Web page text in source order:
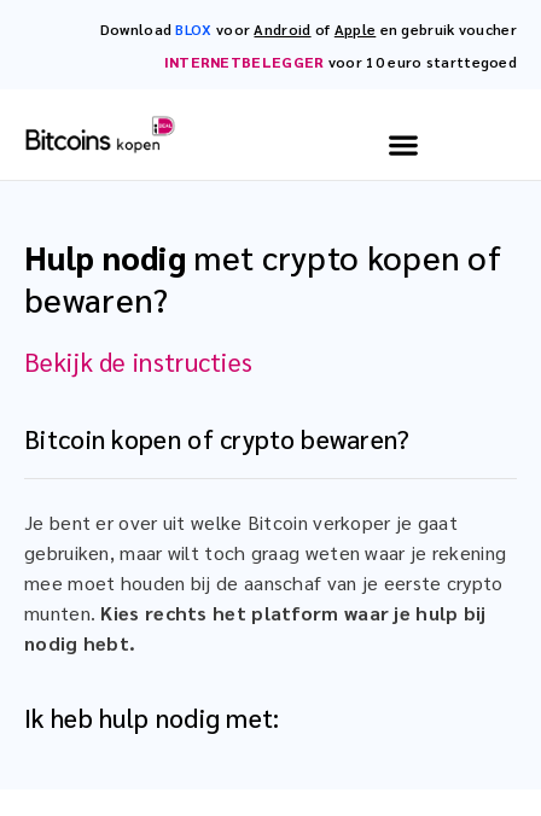
DownloadBLOX voorAndroid of Apple en gebruik voucher
INTERNETBELEGGER voor 10 euro starttegoed
Hulp nodig met crypto kopen of
bewaren?
Bekijk de instructies
Bitcoin kopen of crypto bewaren?
Je bent er over uit welke Bitcoin verkoper je gaat
gebruiken, maar wilt toch graag weten waar je rekening
mee moet houden bij de aanschaf van je eerste crypto
munten. Kies rechts het platform waar je hulp bij
nodig hebt.
Ik heb hulp nodig met: